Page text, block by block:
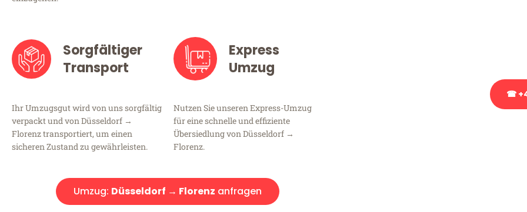
Sorgfältiger
Transport
Ihr Umzugsgut wird von uns sorgfältig
verpackt und von Düsseldorf →
Florenz transportiert, um einen
sicheren Zustand zu gewährleisten.
Express
Umzug
Nutzen Sie unseren Express-Umzug
für eine schnelle und effiziente
Übersiedlung von Düsseldorf →
Florenz.
Umzug: Düsseldorf → Florenz anfragen
☎